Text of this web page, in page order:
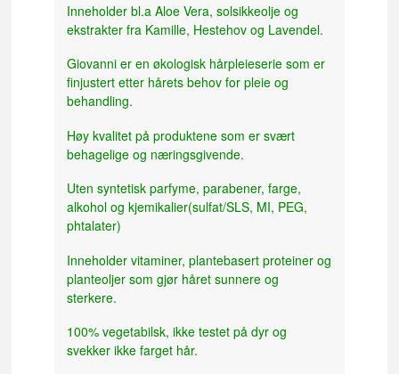
Inneholder bl.a Aloe Vera, solsikkeolje og
ekstrakter fra Kamille, Hestehov og Lavendel.
Giovanni er en økologisk hårpleieserie som er
finjustert etter hårets behov for pleie og
behandling.
Høy kvalitet på produktene som er svært
behagelige og næringsgivende.
Uten syntetisk parfyme, parabener, farge,
alkohol og kjemikalier(sulfat/SLS, MI, PEG,
phtalater)
Inneholder vitaminer, plantebasert proteiner og
planteoljer som gjør håret sunnere og
sterkere.
100% vegetabilsk, ikke testet på dyr og
svekker ikke farget hår.